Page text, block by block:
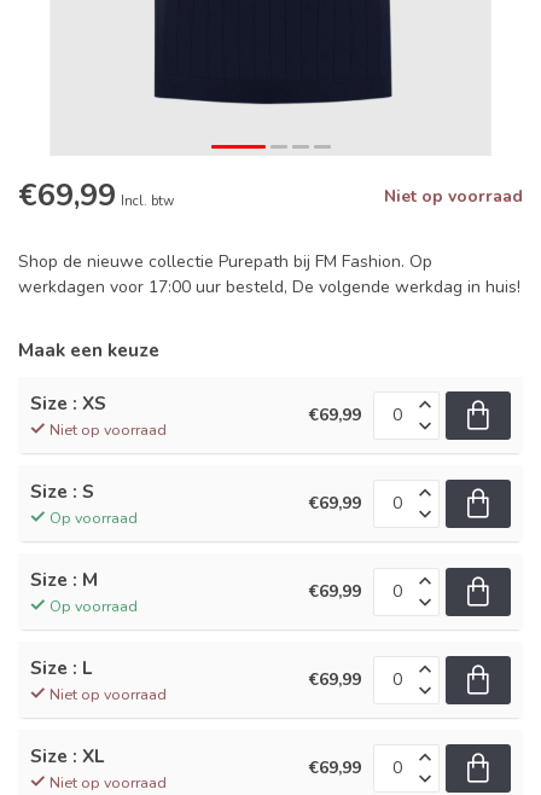
€69,99 Incl. btw Niet op voorraad
Shop de nieuwe collectie Purepath bij FM Fashion. Op
werkdagen voor 17:00 uur besteld, De volgende werkdag in huis!
Maak een keuze
Size : XS
Niet op voorraad
€69,99
Size : S
Op voorraad
€69,99
Size : M
Op voorraad
€69,99
Size : L
Niet op voorraad
€69,99
Size : XL
Niet op voorraad
€69,99